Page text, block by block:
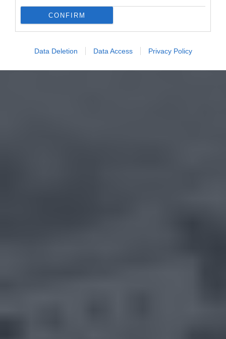
CONFIRM
Data Deletion Data Access Privacy Policy